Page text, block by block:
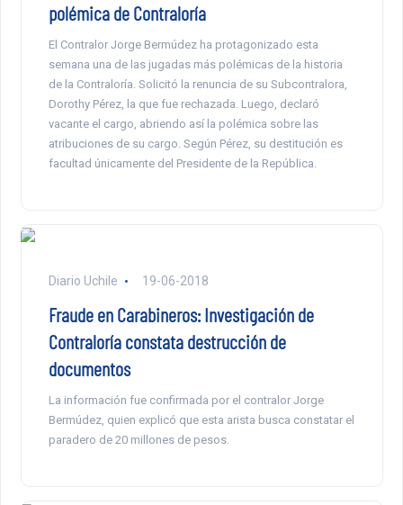
polémica de Contraloría
El Contralor Jorge Bermúdez ha protagonizado esta
semana una de las jugadas más polémicas de la historia
de la Contraloría. Solicitó la renuncia de su Subcontralora,
Dorothy Pérez, la que fue rechazada. Luego, declaró
vacante el cargo, abriendo así la polémica sobre las
atribuciones de su cargo. Según Pérez, su destitución es
facultad únicamente del Presidente de la República.
Diario Uchile 19-06-2018
Fraude en Carabineros: Investigación de
Contraloría constata destrucción de
documentos
La información fue confirmada por el contralor Jorge
Bermúdez, quien explicó que esta arista busca constatar el
paradero de 20 millones de pesos.